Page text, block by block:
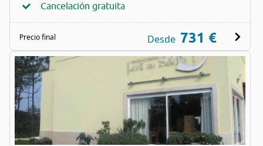
Cancelación gratuita
Precio final Desde 731 €